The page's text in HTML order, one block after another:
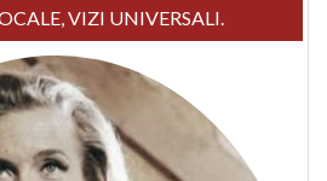
VIZI UNIVERSALI.